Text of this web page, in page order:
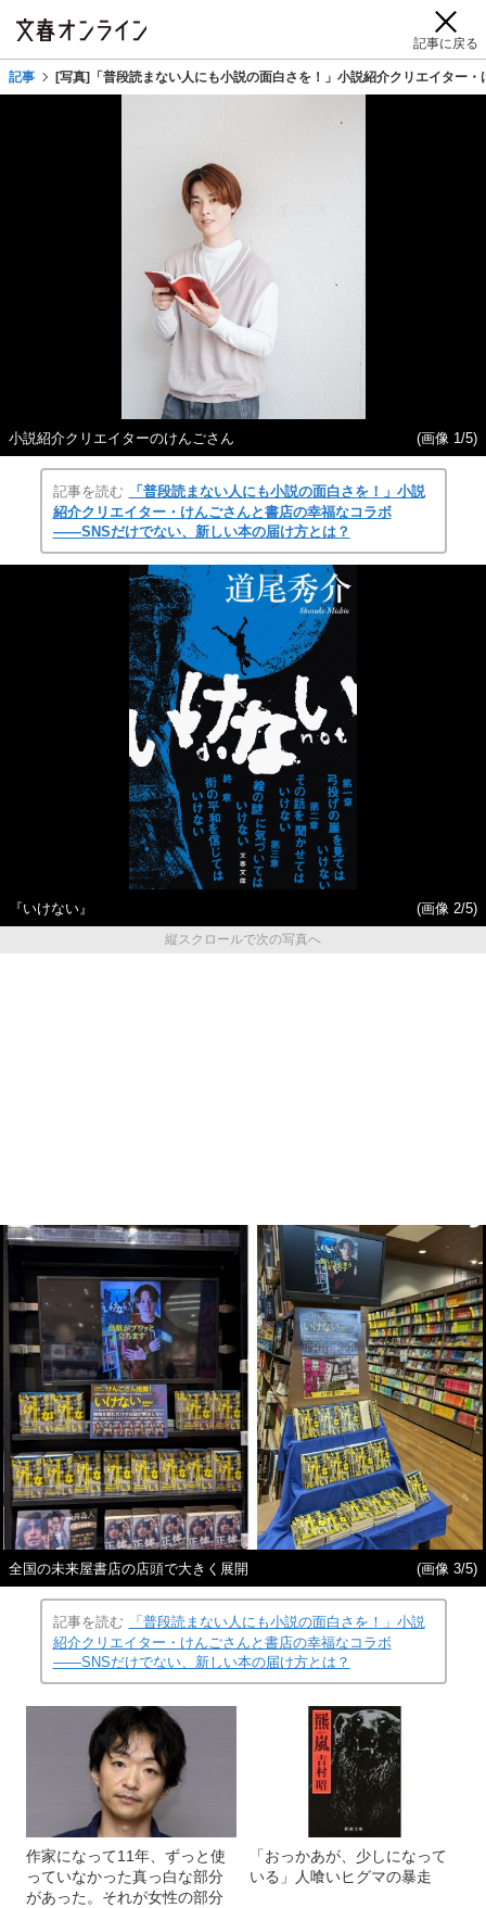
記事に戻る
記事 [写真]「普段読まない人にも小説の面白さを！」小説紹介クリエイター
小説紹介クリエイターのけんごさん (画像 1/5)
記事を読む
「普段読まない人にも小説の面白さを！」小説
紹介クリエイター・けんごさんと書店の幸福なコラボ
――SNSだけでない、新しい本の届け方とは？
『いけない』
(画像 2/5)
縦スクロールで次の写真へ
全国の未来屋書店の店頭で大きく展開 (画像 3/5)
記事を読む
「普段読まない人にも小説の面白さを！」小説
紹介クリエイター・けんごさんと書店の幸福なコラボ
――SNSだけでない、新しい本の届け方とは？
作家になって11年、ずっと使
っていなかった真っ白な部分
があった。それが女性の部分
「おっかあが、少しになって
いる」人喰いヒグマの暴走